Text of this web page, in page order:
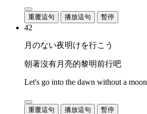
重覆這句 播放這句 暫停
42
月のない夜明けを行こう
朝著沒有月亮的黎明前行吧
Let's go into the dawn without a moon
重覆這句 播放這句 暫停